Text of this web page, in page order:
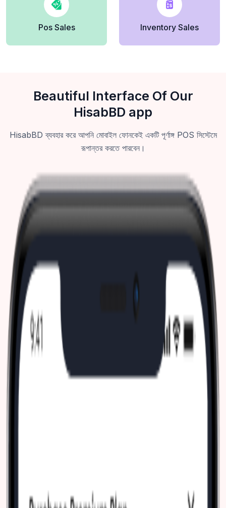
Pos Sales Inventory Sales
Beautiful Interface Of Our
HisabBD app
HisabBD ব্যবহার করে আপনি মোবাইল ফোনকেই একটি পূর্ণাঙ্গ POS সিস্টেমে
রূপান্তর করতে পারবেন।